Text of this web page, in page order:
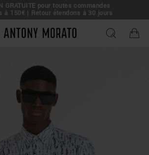
GRATUITE pour toutes commandes
à 150€ | Retour étendons à 30 jours
Antony Morato - Official